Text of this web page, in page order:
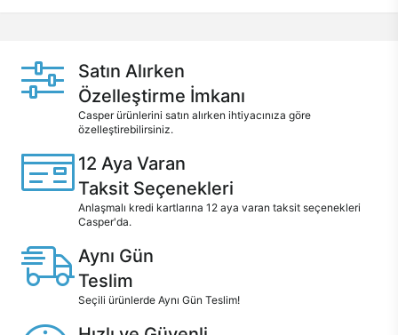
Satın Alırken
Özelleştirme İmkanı
Casper ürünlerini satın alırken ihtiyacınıza göre
özelleştirebilirsiniz.
12 Aya Varan
Taksit Seçenekleri
Anlaşmalı kredi kartlarına 12 aya varan taksit seçenekleri
Casper'da.
Aynı Gün
Teslim
Seçili ürünlerde Aynı Gün Teslim!